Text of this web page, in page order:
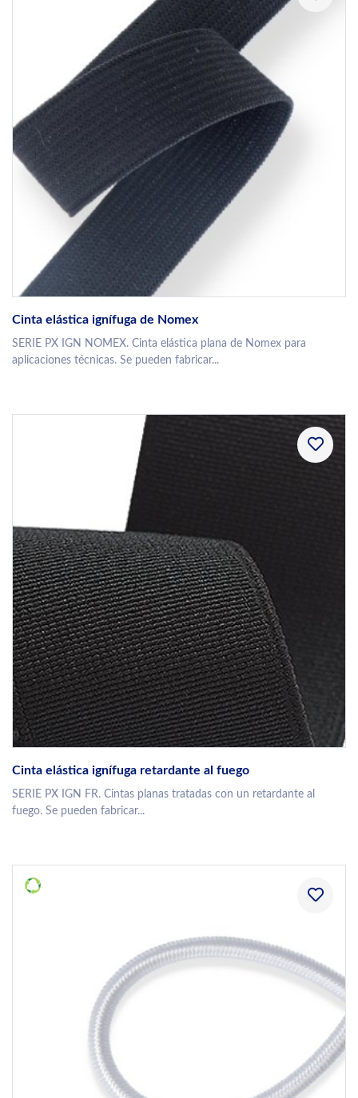
Cinta elástica ignífuga de Nomex
SERIE PX IGN NOMEX. Cinta elástica plana de Nomex para
aplicaciones técnicas. Se pueden fabricar...
Cinta elástica ignífuga retardante al fuego
SERIE PX IGN FR. Cintas planas tratadas con un retardante al
fuego. Se pueden fabricar...